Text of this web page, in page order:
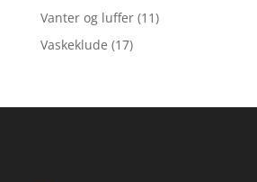
Vanter og luffer (11)
Vaskeklude (17)